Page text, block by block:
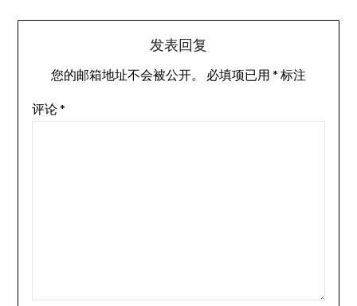
发表回复
您的邮箱地址不会被公开。 必填项已用 * 标注
评论*